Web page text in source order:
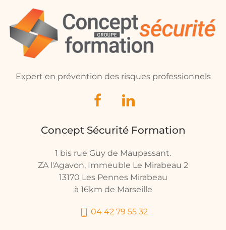
Expert en prévention des risques professionnels
Concept Sécurité Formation
1 bis rue Guy de Maupassant.
ZA l'Agavon, Immeuble Le Mirabeau 2
13170 Les Pennes Mirabeau
à 16km de Marseille
04 42 79 55 32